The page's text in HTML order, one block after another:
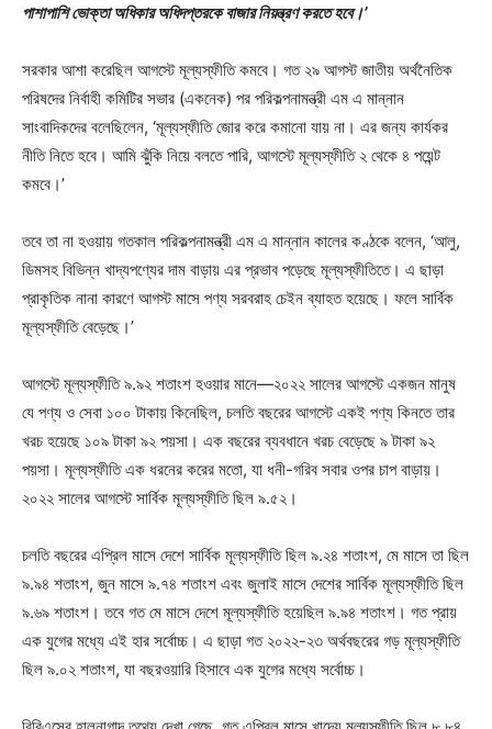
পাশাপাশি ভোক্তা অধিকার অধিদপ্তরকে বাজার নিয়ন্ত্রণ করতে হবে।’
সরকার আশা করেছিল আগস্টে মূল্যস্ফীতি কমবে। গত ২৯ আগস্ট জাতীয় অর্থনৈতিক
পরিষদের নির্বাহী কমিটির সভার (একনেক) পর পরিকল্পনামন্ত্রী এম এ মান্নান
সাংবাদিকদের বলেছিলেন, ‘মূল্যস্ফীতি জোর করে কমানো যায় না। এর জন্য কার্যকর
নীতি নিতে হবে। আমি ঝুঁকি নিয়ে বলতে পারি, আগস্টে মূল্যস্ফীতি ২ থেকে ৪ পয়েন্ট
কমবে।’
তবে তা না হওয়ায় গতকাল পরিকল্পনামন্ত্রী এম এ মান্নান কালের কণ্ঠকে বলেন, ‘আলু,
ডিমসহ বিভিন্ন খাদ্যপণ্যের দাম বাড়ায় এর প্রভাব পড়েছে মূল্যস্ফীতিতে। এ ছাড়া
প্রাকৃতিক নানা কারণে আগস্ট মাসে পণ্য সরবরাহ চেইন ব্যাহত হয়েছে। ফলে সার্বিক
মূল্যস্ফীতি বেড়েছে।’
আগস্টে মূল্যস্ফীতি ৯.৯২ শতাংশ হওয়ার মানে—২০২২ সালের আগস্টে একজন মানুষ
যে পণ্য ও সেবা ১০০ টাকায় কিনেছিল, চলতি বছরের আগস্টে একই পণ্য কিনতে তার
খরচ হয়েছে ১০৯ টাকা ৯২ পয়সা। এক বছরের ব্যবধানে খরচ বেড়েছে ৯ টাকা ৯২
পয়সা। মূল্যস্ফীতি এক ধরনের করের মতো, যা ধনী-গরিব সবার ওপর চাপ বাড়ায়।
২০২২ সালের আগস্টে সার্বিক মূল্যস্ফীতি ছিল ৯.৫২।
চলতি বছরের এপ্রিল মাসে দেশে সার্বিক মূল্যস্ফীতি ছিল ৯.২৪ শতাংশ, মে মাসে তা ছিল
৯.৯৪ শতাংশ, জুন মাসে ৯.৭৪ শতাংশ এবং জুলাই মাসে দেশের সার্বিক মূল্যস্ফীতি ছিল
৯.৬৯ শতাংশ। তবে গত মে মাসে দেশে মূল্যস্ফীতি হয়েছিল ৯.৯৪ শতাংশ। গত প্রায়
এক যুগের মধ্যে এই হার সর্বোচ্চ। এ ছাড়া গত ২০২২-২৩ অর্থবছরের গড় মূল্যস্ফীতি
ছিল ৯.০২ শতাংশ, যা বছরওয়ারি হিসাবে এক যুগের মধ্যে সর্বোচ্চ।